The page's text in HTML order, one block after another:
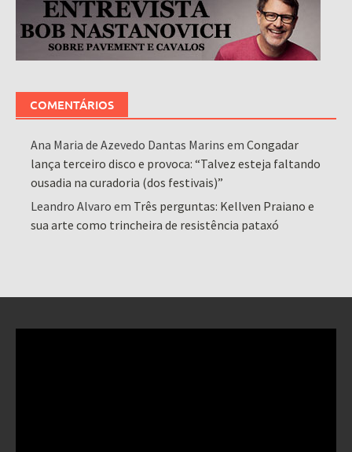
COMENTÁRIOS
Ana Maria de Azevedo Dantas Marins emCongadar
lança terceiro disco e provoca: “Talvez esteja faltando
ousadia na curadoria (dos festivais)”
Leandro Alvaro em Três perguntas: Kellven Praiano e
sua arte como trincheira de resistência pataxó